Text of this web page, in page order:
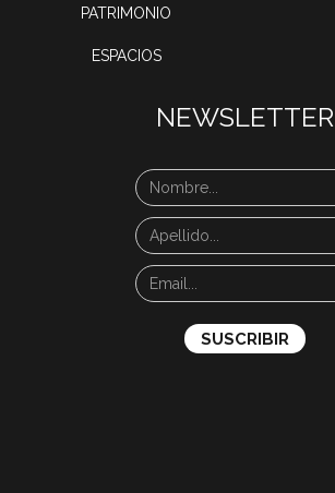
PATRIMONIO
ESPACIOS
NEWSLETTER